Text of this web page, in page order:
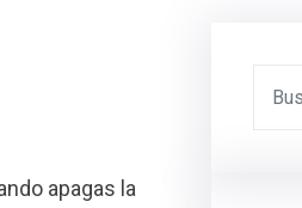
apagas la